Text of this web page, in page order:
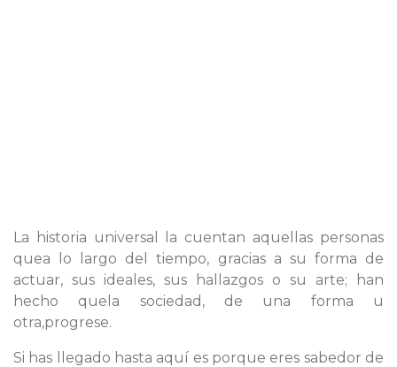
La historia universal la cuentan aquellas personas
quea lo largo del tiempo, gracias a su forma de
actuar, sus ideales, sus hallazgos o su arte; han
hecho quela sociedad, de una forma u
otra,progrese.
Si has llegado hasta aquí es porque eres sabedor de